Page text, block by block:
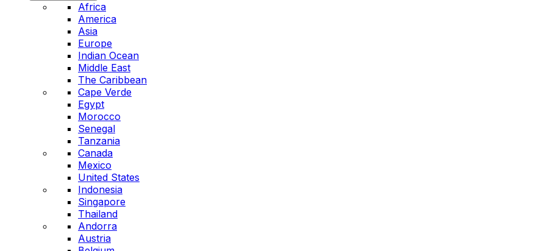
Africa
America
Asia
Europe
Indian Ocean
Middle East
The Caribbean
Cape Verde
Egypt
Morocco
Senegal
Tanzania
Canada
Mexico
United States
Indonesia
Singapore
Thailand
Andorra
Austria